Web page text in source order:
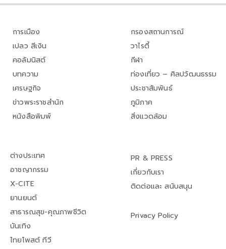
การเมือง
เปลว สีเงิน
คอลัมนิสต์
บทความ
เศรษฐกิจ
ข่าวพระราชสำนัก
หนังสือพิมพ์
กรองสถานการณ์
วาไรตี้
กีฬา
ท่องเที่ยว – ศิลปวัฒนธรรม
ประชาสัมพันธ์
ภูมิภาค
สิ่งแวดล้อม
ต่างประเทศ
อาชญากรรม
X-CITE
ยานยนต์
สาธารณสุข-คุณภาพชีวิต
บันเทิง
ไทยโพสต์ ทีวี
PR & PRESS
เกี่ยวกับเรา
ติดต่อและ สนับสนุน
Privacy Policy